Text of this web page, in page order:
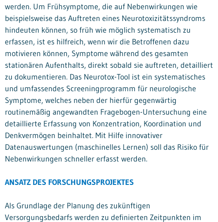
werden. Um Frühsymptome, die auf Nebenwirkungen wie
beispielsweise das Auftreten eines Neurotoxizitätssyndroms
hindeuten können, so früh wie möglich systematisch zu
erfassen, ist es hilfreich, wenn wir die Betroffenen dazu
motivieren können, Symptome während des gesamten
stationären Aufenthalts, direkt sobald sie auftreten, detailliert
zu dokumentieren. Das Neurotox-Tool ist ein systematisches
und umfassendes Screeningprogramm für neurologische
Symptome, welches neben der hierfür gegenwärtig
routinemäßig angewandten Fragebogen-Untersuchung eine
detaillierte Erfassung von Konzentration, Koordination und
Denkvermögen beinhaltet. Mit Hilfe innovativer
Datenauswertungen (maschinelles Lernen) soll das Risiko für
Nebenwirkungen schneller erfasst werden.
ANSATZ DES FORSCHUNGSPROJEKTES
Als Grundlage der Planung des zukünftigen
Versorgungsbedarfs werden zu definierten Zeitpunkten im